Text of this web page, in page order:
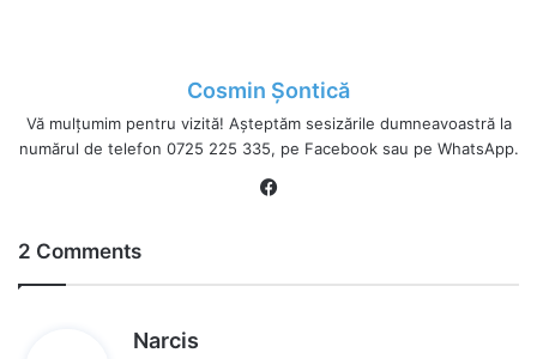
Cosmin Șontică
Vă mulțumim pentru vizită! Așteptăm sesizările dumneavoastră la
numărul de telefon 0725 225 335, pe Facebook sau pe WhatsApp.
2 Comments
Narcis